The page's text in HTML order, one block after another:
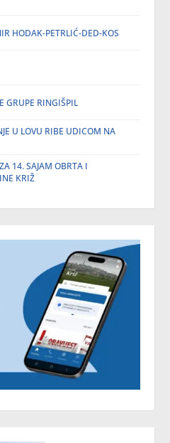
HODAK-PETRLIĆ-DED-KOS
GRUPE RINGIŠPIL
U LOVU RIBE UDICOM NA
14. SAJAM OBRTA I
KRIŽ